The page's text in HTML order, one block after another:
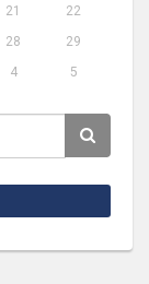
21
22
28
29
4 5